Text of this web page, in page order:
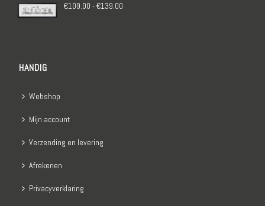
€109.00 -€139.00
HANDIG
Webshop
Mijn account
Verzending en levering
Afrekenen
Privacyverklaring